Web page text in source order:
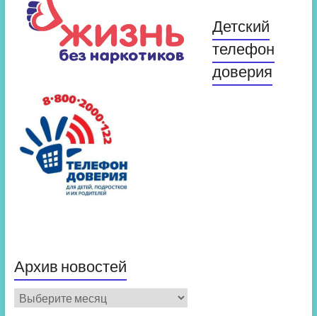
Детский
телефон
доверия
Архив новостей
Архив
новостей